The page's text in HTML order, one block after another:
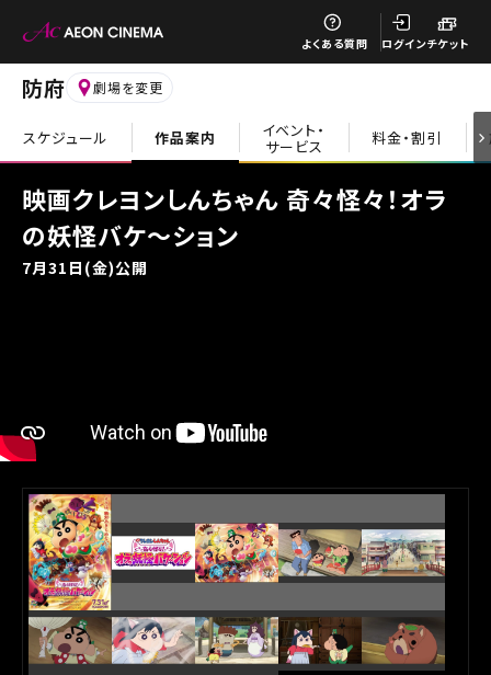
よくある質問 ログインチケット
防府 劇場を変更
スケジュール 作品案内 イベント・
サービス 料金・割引
映画クレヨンしんちゃん 奇々怪々！オラ
の妖怪バケ～ション
7月31日(金)公開
閉じる
閉じる